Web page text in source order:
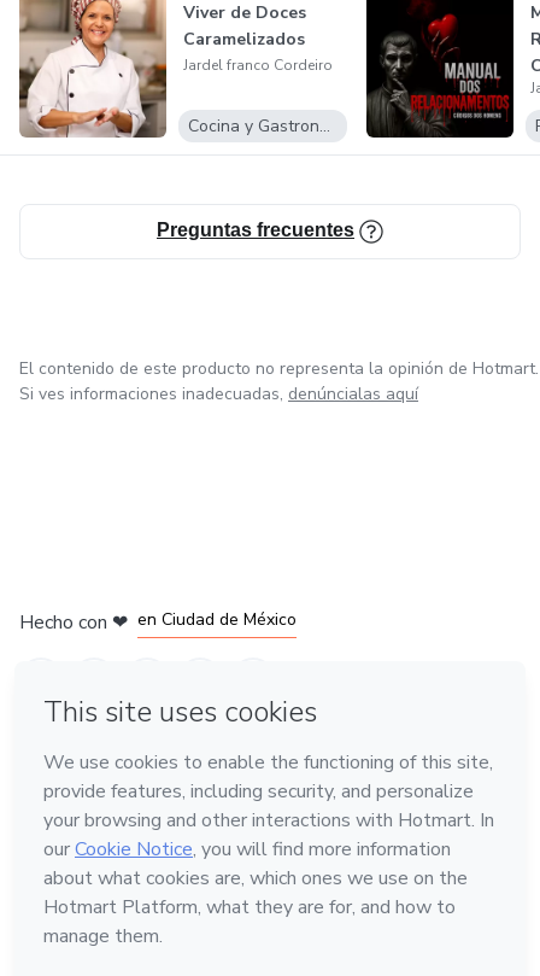
Viver de Doces
Caramelizados
Jardel franco Cordeiro
Cocina y Gastronomía
Preguntas frecuentes
El contenido de este producto no representa la opinión de Hotmart.
Si ves informaciones inadecuadas, denúncialas aquí
Hecho con ❤ en Ciudad de México
Conoce Hotmart
Idioma
Español